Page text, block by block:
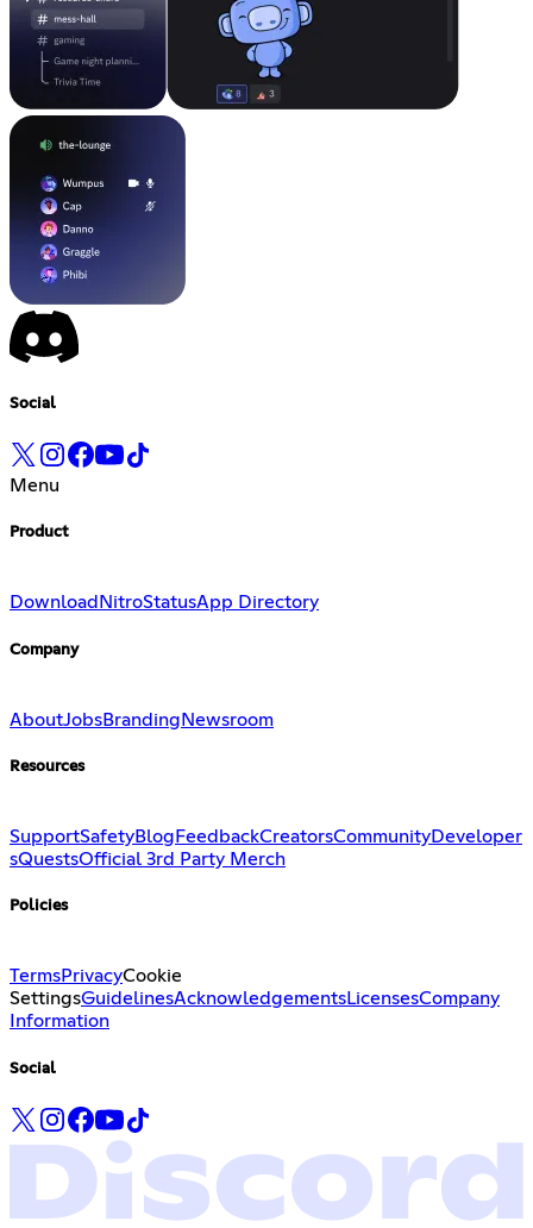
Social
Menu
Product
Download NitroStatusApp Directory
Company
AboutJobsBranding Newsroom
Resources
SupportSafetyBlog FeedbackCreatorsCommunityDeveloper
sQuestsOfficial 3rd Party Merch
Policies
TermsPrivacyCookie
SettingsGuidelinesAcknowledgementsLicensesCompany
Information
Social